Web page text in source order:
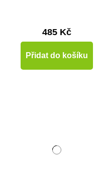
485 Kč
Přidat do košíku